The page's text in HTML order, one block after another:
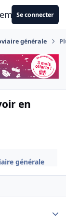
Se connecter
générale
en
générale